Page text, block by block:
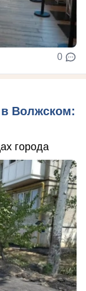
0
в Волжском:
города